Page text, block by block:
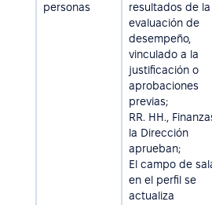
personas
resultados de la
evaluación de
desempeño,
vinculado a la
justificación o
aprobaciones
previas;
RR. HH.,
la Dirección
aprueban;
El campo de
en el perfil se
actualiza